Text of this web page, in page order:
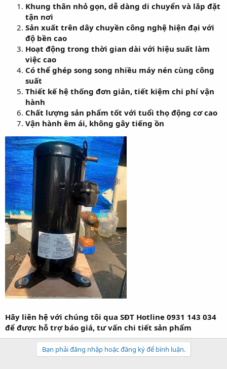
Khung thân nhỏ gọn, dễ dàng di chuyển và lắp đặt
tận nơi
Sản xuất trên dây chuyền công nghệ hiện đại với
độ bền cao
Hoạt động trong thời gian dài với hiệu suất làm
việc cao
Có thể ghép song song nhiều máy nén cùng công
suất
Thiết kế hệ thống đơn giản, tiết kiệm chi phí vận
hành
Chất lượng sản phẩm tốt với tuổi thọ động cơ cao
Vận hành êm ái, không gây tiếng ồn
Hãy liên hệ với chúng tôi qua SĐT Hotline 0931 143 034
để được hỗ trợ báo giá, tư vấn chi tiết sản phẩm
Bạn phải đăng nhập hoặc đăng ký để bình luận.